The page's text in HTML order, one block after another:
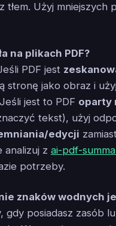
tłem. Użyj mniejszych
na plikach PDF?
PDF jest
stronę jako obraz i
jest to PDF oparty
tekst), użyj
edycji
z ai-pdf-
potrzeby.
znaków wodnych
gdy posiadasz zasób